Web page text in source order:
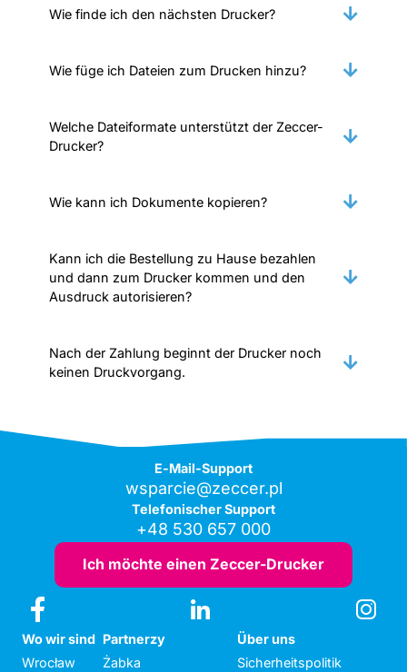
Wie finde ich den nächsten Drucker?
Wie füge ich Dateien zum Drucken hinzu?
Welche Dateiformate unterstützt der Zeccer-
Drucker?
Wie kann ich Dokumente kopieren?
Kann ich die Bestellung zu Hause bezahlen
und dann zum Drucker kommen und den
Ausdruck autorisieren?
Nach der Zahlung beginnt der Drucker noch
keinen Druckvorgang.
E-Mail-Support
wsparcie@zeccer.pl
Telefonischer Support
+48 530 657 000
Ich möchte einen Zeccer-Drucker
Wo wir sind
Wrocław
Partnerzy
Żabka
Über uns
Sicherheitspolitik